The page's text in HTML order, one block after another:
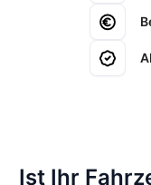
Ist Ihr